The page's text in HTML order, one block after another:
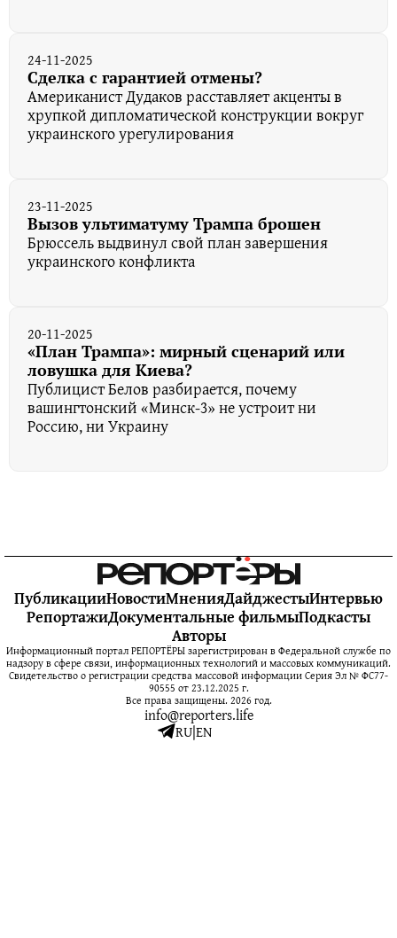
24-11-2025
Сделка с гарантией отмены?
Американист Дудаков расставляет акценты в
хрупкой дипломатической конструкции вокруг
украинского урегулирования
23-11-2025
Вызов ультиматуму Трампа брошен
Брюссель выдвинул свой план завершения
украинского конфликта
20-11-2025
«План Трампа»: мирный сценарий или
ловушка для Киева?
Публицист Белов разбирается, почему
вашингтонский «Минск-3» не устроит ни
Россию, ни Украину
ПубликацииНовостиМненияДайджестыИнтервью
РепортажиДокументальные фильмыПодкасты
Авторы
Информационный портал РЕПОРТЁРЫ зарегистрирован в Федеральной службе по
надзору в сфере связи, информационных технологий и массовых коммуникаций.
Свидетельство о регистрации средства массовой информации Серия Эл № ФС77-
90555 от 23.12.2025 г.
Все права защищены. 2026 год.
info@reporters.life
RU|EN